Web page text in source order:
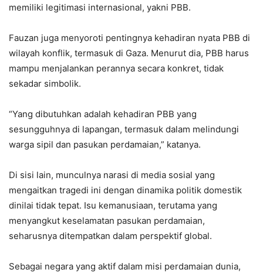
memiliki legitimasi internasional, yakni PBB.
Fauzan juga menyoroti pentingnya kehadiran nyata PBB di
wilayah konflik, termasuk di Gaza. Menurut dia, PBB harus
mampu menjalankan perannya secara konkret, tidak
sekadar simbolik.
“Yang dibutuhkan adalah kehadiran PBB yang
sesungguhnya di lapangan, termasuk dalam melindungi
warga sipil dan pasukan perdamaian,” katanya.
Di sisi lain, munculnya narasi di media sosial yang
mengaitkan tragedi ini dengan dinamika politik domestik
dinilai tidak tepat. Isu kemanusiaan, terutama yang
menyangkut keselamatan pasukan perdamaian,
seharusnya ditempatkan dalam perspektif global.
Sebagai negara yang aktif dalam misi perdamaian dunia,